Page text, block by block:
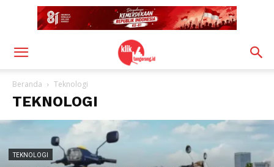
Beranda Teknologi
TEKNOLOGI
TEKNOLOGI